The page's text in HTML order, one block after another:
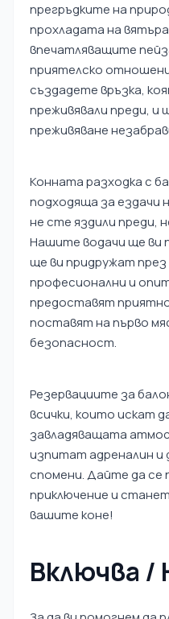
прегръдките на
прохладата на
впечатляващите
приятелско
създадете връзка,
преживявали преди,
преживяване
Конната разходка с
подходяща за ездачи
не сте яздили преди,
Нашите водачи ще ви
ще ви придружат
професионални и
предоставят
поставят на първо
безопасност.
Резервациите за
всички, които искат
завладяващата
изпитат адреналин и
спомени. Дайте да се
приключение и
вашите коне!
Включва /